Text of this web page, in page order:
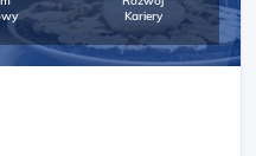
Kariery